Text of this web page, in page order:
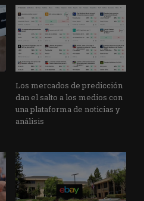
Los mercados de predicción
dan el salto a los medios con
una plataforma de noticias y
análisis